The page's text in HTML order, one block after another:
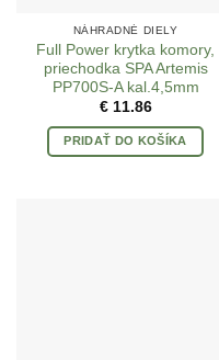
NÁHRADNÉ DIELY
Full Power krytka komory,
priechodka SPA Artemis
PP700S-A kal.4,5mm
€11.86
PRIDAŤ DO KOŠÍKA